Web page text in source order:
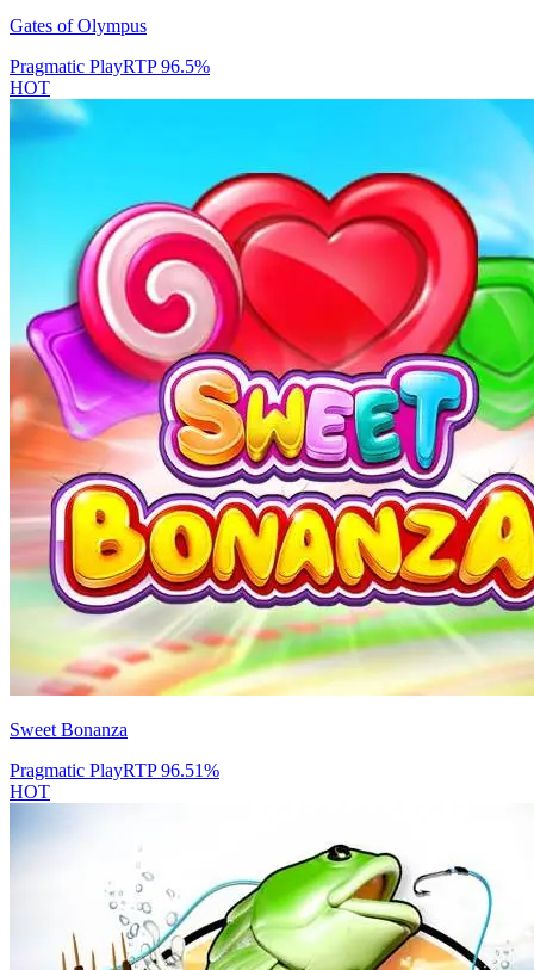
Gates of Olympus
Pragmatic PlayRTP96.5%
HOT
Sweet Bonanza
Pragmatic PlayRTP96.51%
HOT